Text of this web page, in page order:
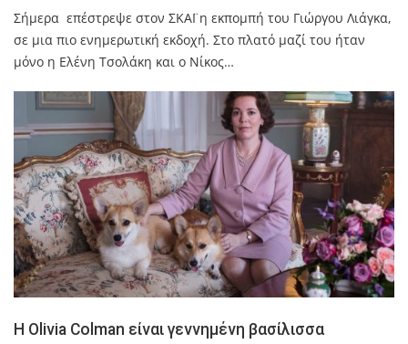
Σήμερα επέστρεψε στον ΣΚΑΪ η εκπομπή του Γιώργου Λιάγκα,
σε μια πιο ενημερωτική εκδοχή. Στο πλατό μαζί του ήταν
μόνο η Ελένη Τσολάκη και ο Νίκος…
Η Olivia Colman είναι γεννημένη βασίλισσα